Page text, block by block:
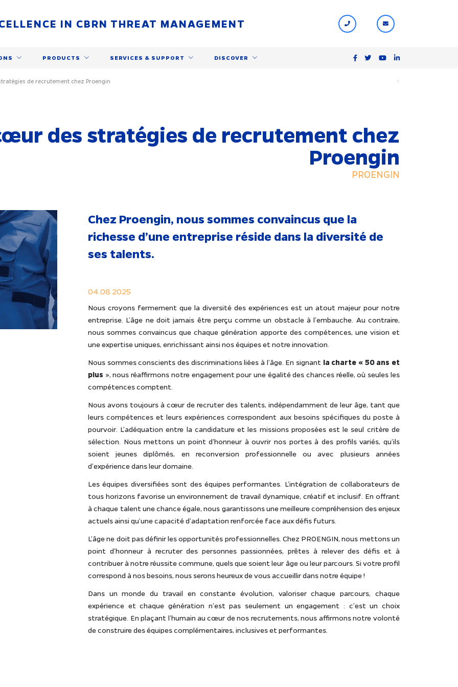
IN CBRN THREAT MANAGEMENT
PRODUCTS SERVICES & SUPPORT DISCOVER
$
de recrutement chez Proengin
des stratégies de recrutement chez
Proengin
PROENGIN
Chez Proengin, nous sommes convaincus que la
richesse d’une entreprise réside dans la diversité de
ses talents.
04.08.2025
Nous croyons fermement que la diversité des expériences est un atout majeur pour notre
entreprise. L’âge ne doit jamais être perçu comme un obstacle à l’embauche. Au contraire,
nous sommes convaincus que chaque génération apporte des compétences, une vision et
une expertise uniques, enrichissant ainsi nos équipes et notre innovation.
Nous sommes conscients des discriminations liées à l’âge. En signant la charte « 50 ans et
plus », nous réaffirmons notre engagement pour une égalité des chances réelle, où seules les
compétences comptent.
Nous avons toujours à cœur de recruter des talents, indépendamment de leur âge, tant que
leurs compétences et leurs expériences correspondent aux besoins spécifiques du poste à
pourvoir. L’adéquation entre la candidature et les missions proposées est le seul critère de
sélection. Nous mettons un point d’honneur à ouvrir nos portes à des profils variés, qu’ils
soient jeunes diplômés, en reconversion professionnelle ou avec plusieurs années
d’expérience dans leur domaine.
Les équipes diversifiées sont des équipes performantes. L’intégration de collaborateurs de
tous horizons favorise un environnement de travail dynamique, créatif et inclusif. En offrant
à chaque talent une chance égale, nous garantissons une meilleure compréhension des enjeux
actuels ainsi qu’une capacité d’adaptation renforcée face aux défis futurs.
L’âge ne doit pas définir les opportunités professionnelles. Chez PROENGIN, nous mettons un
point d’honneur à recruter des personnes passionnées, prêtes à relever des défis et à
contribuer à notre réussite commune, quels que soient leur âge ou leur parcours. Si votre profil
correspond à nos besoins, nous serons heureux de vous accueillir dans notre équipe !
Dans un monde du travail en constante évolution, valoriser chaque parcours, chaque
expérience et chaque génération n’est pas seulement un engagement : c’est un choix
stratégique. En plaçant l’humain au cœur de nos recrutements, nous affirmons notre volonté
de construire des équipes complémentaires, inclusives et performantes.